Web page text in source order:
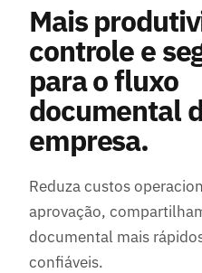
Mais
controle e
para o fluxo
documental
empresa.
Reduza custos
aprovação,
documental mais
confiáveis.